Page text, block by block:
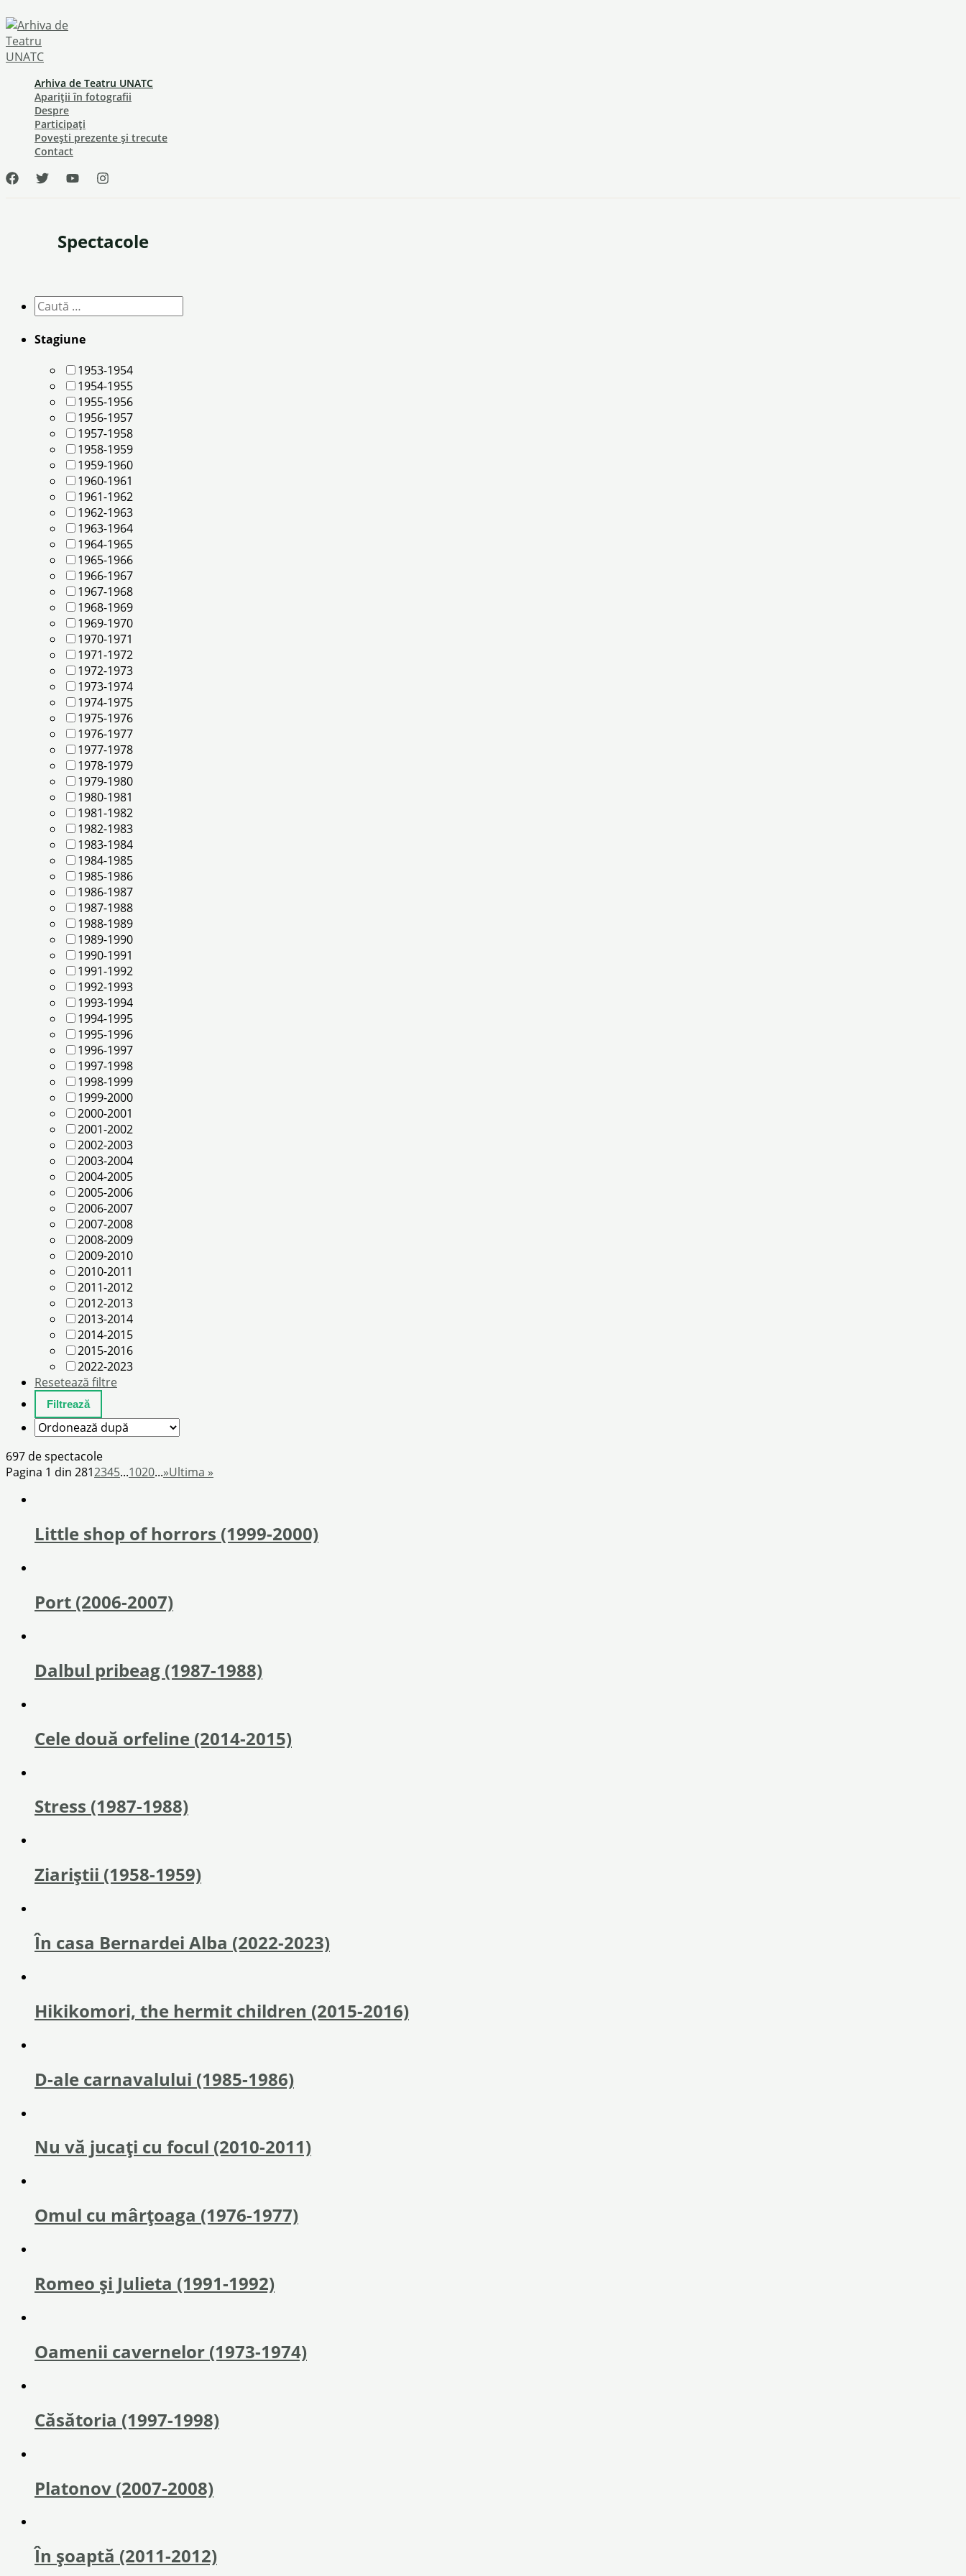
to
content
Arhiva de Teatru UNATC
Apariții în fotografii
Despre
Participați
Povești prezente și trecute
Contact
Spectacole
Stagiune
1953-1954
1954-1955
1955-1956
1956-1957
1957-1958
1958-1959
1959-1960
1960-1961
1961-1962
1962-1963
1963-1964
1964-1965
1965-1966
1966-1967
1967-1968
1968-1969
1969-1970
1970-1971
1971-1972
1972-1973
1973-1974
1974-1975
1975-1976
1976-1977
1977-1978
1978-1979
1979-1980
1980-1981
1981-1982
1982-1983
1983-1984
1984-1985
1985-1986
1986-1987
1987-1988
1988-1989
1989-1990
1990-1991
1991-1992
1992-1993
1993-1994
1994-1995
1995-1996
1996-1997
1997-1998
1998-1999
1999-2000
2000-2001
2001-2002
2002-2003
2003-2004
2004-2005
2005-2006
2006-2007
2007-2008
2008-2009
2009-2010
2010-2011
2011-2012
2012-2013
2013-2014
2014-2015
2015-2016
2022-2023
Resetează filtre
697 de spectacole
Pagina 1 din 2812345...1020...»Ultima »
Little shop of horrors (1999-2000)
Port (2006-2007)
Dalbul pribeag (1987-1988)
Cele două orfeline (2014-2015)
Stress (1987-1988)
Ziariștii (1958-1959)
În casa Bernardei Alba (2022-2023)
Hikikomori, the hermit children (2015-2016)
D-ale carnavalului (1985-1986)
Nu vă jucaţi cu focul (2010-2011)
Omul cu mârțoaga (1976-1977)
Romeo și Julieta (1991-1992)
Oamenii cavernelor (1973-1974)
Căsătoria (1997-1998)
Platonov (2007-2008)
În șoaptă (2011-2012)